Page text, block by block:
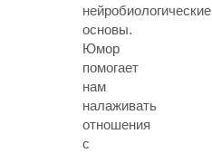
нейробиологические
основы.
Юмор
помогает
нам
налаживать
отношения
с